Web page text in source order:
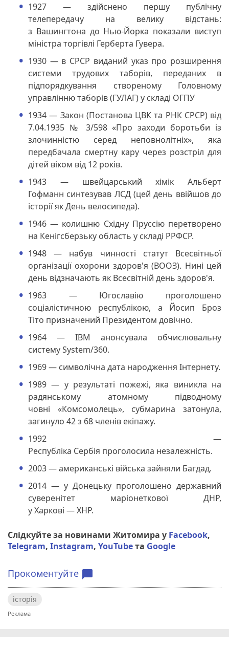
1927 — здійснено першу публічну
телепередачу на велику відстань:
з Вашингтона до Нью-Йорка показали виступ
міністра торгівлі Герберта Гувера.
1930 — в СРСР виданий указ про розширення
системи трудових таборів, переданих в
підпорядкування створеному Головному
управлінню таборів (ГУЛАГ) у складі ОГПУ
1934 — Закон (Постанова ЦВК та РНК СРСР) від
7.04.1935 № 3/598 «Про заходи боротьби із
злочинністю серед неповнолітніх», яка
передбачала смертну кару через розстріл для
дітей віком від 12 років.
1943 — швейцарський хімік Альберт
Гофманн синтезував ЛСД (цей день ввійшов до
історії як День велосипеда).
1946 — колишню Східну Пруссію перетворено
на Кенігсберзьку область у складі РРФСР.
1948 — набув чинності статут Всесвітньої
організації охорони здоров'я (ВООЗ). Нині цей
день відзначають як Всесвітній день здоров'я.
1963 — Югославію проголошено
соціалістичною республікою, а Йосип Броз
Тіто призначений Президентом довічно.
1964 — IBM анонсувала обчислювальну
систему System/360.
1969 — символічна дата народження Інтернету.
1989 — у результаті пожежі, яка виникла на
радянському атомному підводному
човні «Комсомолець», субмарина затонула,
загинуло 42 з 68 членів екіпажу.
1992 —
Республіка Сербія проголосила незалежність.
2003 — американські війська зайняли Багдад.
2014 — у Донецьку проголошено державний
суверенітет маріонеткової ДНР,
у Харкові — ХНР.
Слідкуйте за новинами Житомира у Facebook,
Telegram, Instagram, YouTubeта Google
Прокоментуйте chat_bubble
історія